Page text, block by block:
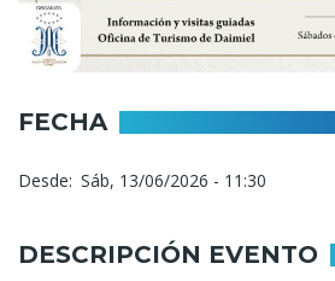
FECHA
Desde Sáb, 13/06/2026 - 11:30
DESCRIPCIÓN EVENTO